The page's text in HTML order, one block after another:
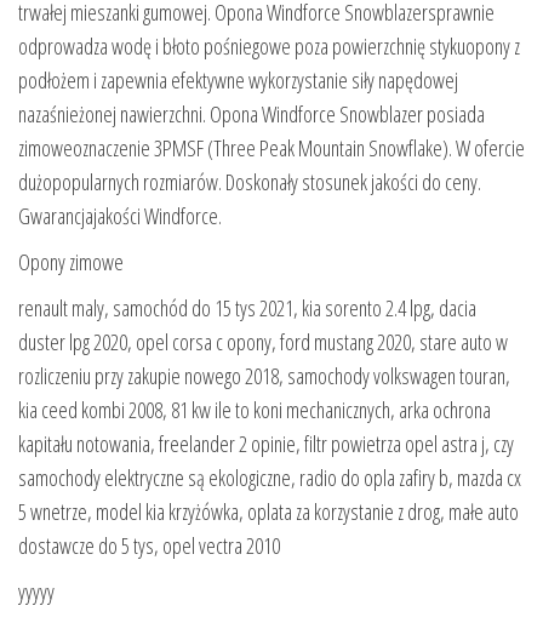
trwałej mieszanki gumowej. Opona Windforce Snowblazersprawnie
odprowadza wodę i błoto pośniegowe poza powierzchnię stykuopony z
podłożem i zapewnia efektywne wykorzystanie siły napędowej
nazaśnieżonej nawierzchni. Opona Windforce Snowblazer posiada
zimoweoznaczenie 3PMSF (Three Peak Mountain Snowflake). W ofercie
dużopopularnych rozmiarów. Doskonały stosunek jakości do ceny.
Gwarancjajakości Windforce.
Opony zimowe
renault maly, samochód do 15 tys 2021, kia sorento 2.4 lpg, dacia
duster lpg 2020, opel corsa c opony, ford mustang 2020, stare auto w
rozliczeniu przy zakupie nowego 2018, samochody volkswagen touran,
kia ceed kombi 2008, 81 kw ile to koni mechanicznych, arka ochrona
kapitału notowania, freelander 2 opinie, filtr powietrza opel astra j, czy
samochody elektryczne są ekologiczne, radio do opla zafiry b, mazda cx
5 wnetrze, model kia krzyżówka, oplata za korzystanie z drog, małe auto
dostawcze do 5 tys, opel vectra 2010
yyyyy